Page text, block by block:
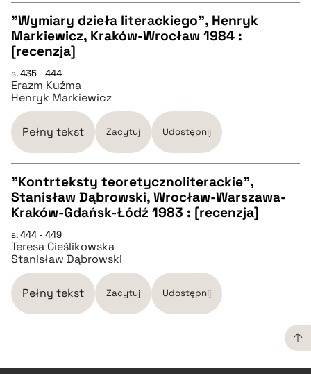
CZYSTY TEKST
pobierz cytat
BIBTEX
"Wymiary dzieła literackiego", Henryk
Markiewicz, Kraków-Wrocław 1984 :
[recenzja]
s. 435 - 444
Erazm Kuźma
Henryk Markiewicz
Pełny tekst Zacytuj Udostępnij
CZYSTY TEKST
pobierz cytat
BIBTEX
"Kontrteksty teoretycznoliterackie",
Stanisław Dąbrowski, Wrocław-Warszawa-
Kraków-Gdańsk-Łódź 1983 : [recenzja]
s. 444 - 449
Teresa Cieślikowska
Stanisław Dąbrowski
Pełny tekst Zacytuj Udostępnij
CZYSTY TEKST